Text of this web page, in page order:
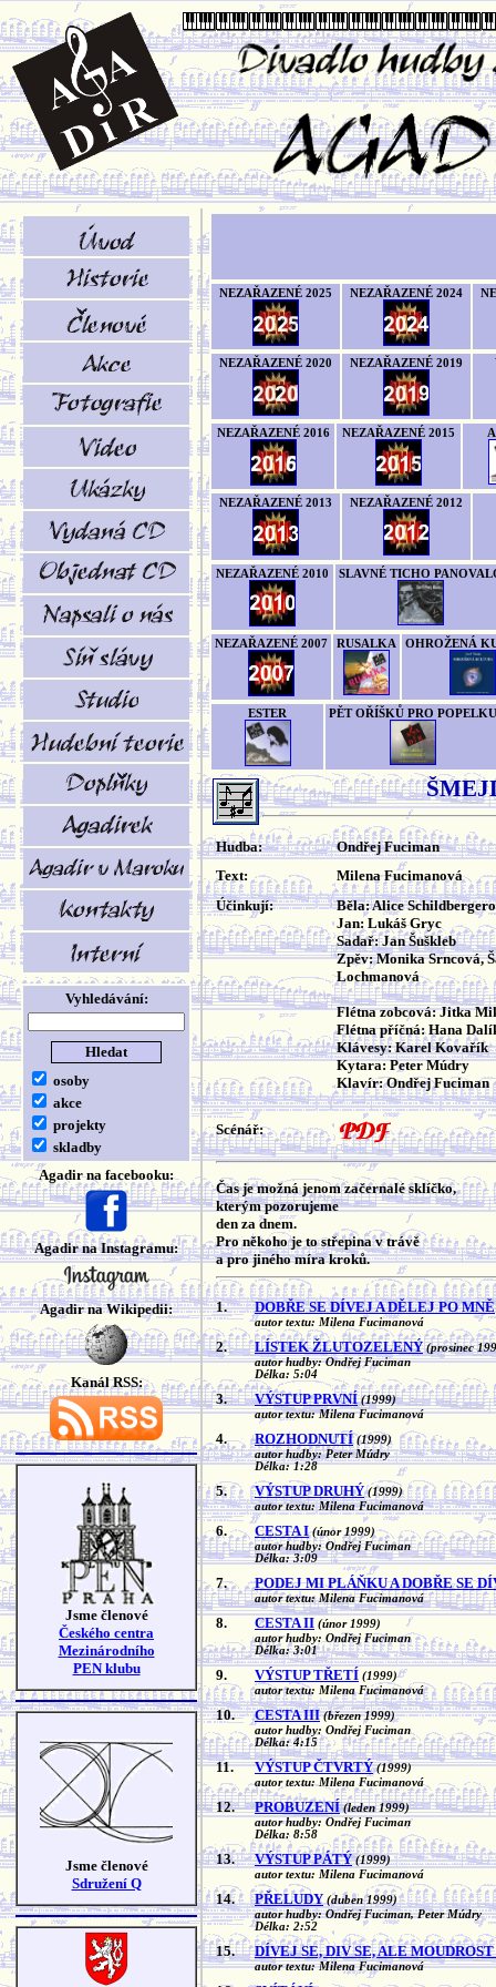
Vyhledávání:
osoby
akce
projekty
skladby
Agadir na facebooku:
Agadir na Instagramu:
Agadir na Wikipedii:
Kanál RSS:
Jsme členové
Českého centra
Mezinárodního
PEN klubu
Jsme členové
Sdružení Q
NEZAŘAZENÉ 2025 NEZAŘAZENÉ 2024
NEZAŘAZENÉ 2020 NEZAŘAZENÉ 2019
NEZAŘAZENÉ 2016 NEZAŘAZENÉ 2015
NEZAŘAZENÉ 2013 NEZAŘAZENÉ 2012
NEZAŘAZENÉ 2010 SLAVNÉ TICHO
NEZAŘAZENÉ 2007 RUSALKA OHROŽENÁ
ESTER PĚT OŘÍŠKŮ PRO POPELKU
Hudba:
Ondřej Fuciman
Text:
Milena Fucimanová
Účinkují:
Běla: Alice
Jan: Lukáš Gryc
Sadař: Jan Šuškleb
Zpěv: Monika Srncová,
Lochmanová
Flétna zobcová: Jitka
Flétna příčná: Hana
Klávesy: Karel Kovařík
Kytara: Peter Múdry
Klavír: Ondřej Fuciman
Scénář:
Čas je možná jenom začernalé sklíčko,
kterým pozorujeme
den za dnem.
Pro někoho je to střepina v trávě
a pro jiného míra kroků.
1. DOBŘE SE DÍVEJ A DĚLEJ PO MNĚ
autor textu: Milena Fucimanová
2. LÍSTEK ŽLUTOZELENÝ (prosinec
autor hudby: Ondřej Fuciman
Délka: 5:04
3. VÝSTUP PRVNÍ (1999)
autor textu: Milena Fucimanová
4. ROZHODNUTÍ (1999)
autor hudby: Peter Múdry
Délka: 1:28
5. VÝSTUP DRUHÝ (1999)
autor textu: Milena Fucimanová
6. CESTA I (únor 1999)
autor hudby: Ondřej Fuciman
Délka: 3:09
7. PODEJ MI PLÁŇKU A DOBŘE SE
autor textu: Milena Fucimanová
8. CESTA II (únor 1999)
autor hudby: Ondřej Fuciman
Délka: 3:01
9. VÝSTUP TŘETÍ (1999)
autor textu: Milena Fucimanová
10. CESTA III (březen 1999)
autor hudby: Ondřej Fuciman
Délka: 4:15
11. VÝSTUP ČTVRTÝ (1999)
autor textu: Milena Fucimanová
12. PROBUZENÍ (leden 1999)
autor hudby: Ondřej Fuciman
Délka: 8:58
13. VÝSTUP PÁTÝ (1999)
autor textu: Milena Fucimanová
14. PŘELUDY (duben 1999)
autor hudby: Ondřej Fuciman, Peter Múdry
Délka: 2:52
15. DÍVEJ SE, DIV SE, ALE
autor textu: Milena Fucimanová